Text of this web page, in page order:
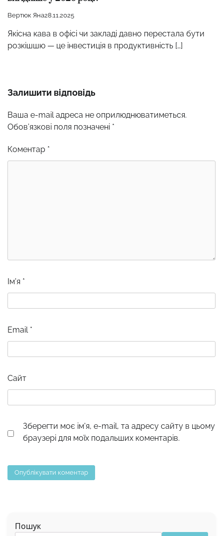
Вертюк Яна28.11.2025
Якісна кава в офісі чи закладі давно перестала бути
розкішшю — це інвестиція в продуктивність […]
Залишити відповідь
Ваша e-mail адреса не оприлюднюватиметься.
Обов’язкові поля позначені *
Коментар *
Ім'я *
Email *
Сайт
Зберегти моє ім'я, e-mail, та адресу сайту в цьому
браузері для моїх подальших коментарів.
Пошук